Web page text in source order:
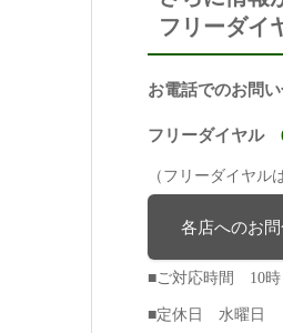
フリーダイ
お電話でのお問
フリーダイヤル
（フリーダイヤル
各店へのお
■ご対応時間 10時
■定休日 水曜日